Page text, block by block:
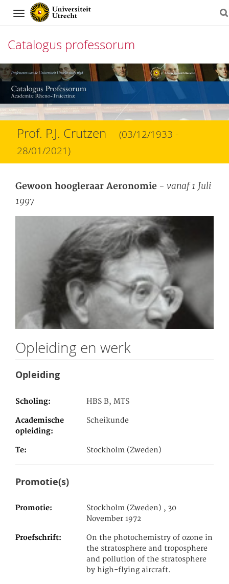
Navigation
Catalogus professorum
Direct
naar
het
inhoud
Prof. P.J. Crutzen
(03/12/1933 -
28/01/2021)
Gewoon hoogleraar Aeronomie - vanaf 1 Juli
1997
Opleiding en werk
Opleiding
Scholing HBS B, MTS
Academische
opleiding
Scheikunde
Te Stockholm (Zweden)
Promotie(s)
Promotie
Stockholm (Zweden) , 30
November 1972
Proefschrift
On the photochemistry of ozone in
the stratosphere and troposphere
and pollution of the stratosphere
by high-flying aircraft.